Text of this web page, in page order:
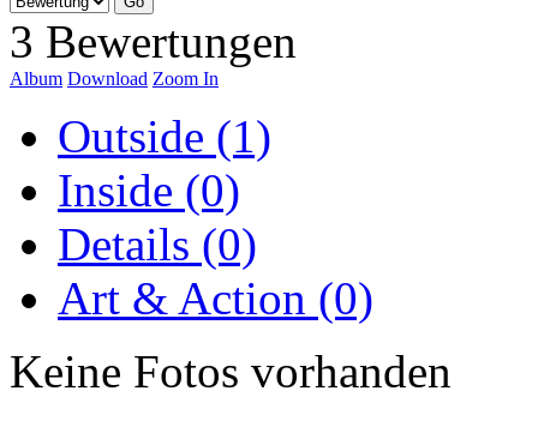
3 Bewertungen
Album Download Zoom In
Outside (1)
Inside (0)
Details (0)
Art & Action (0)
Keine Fotos vorhanden